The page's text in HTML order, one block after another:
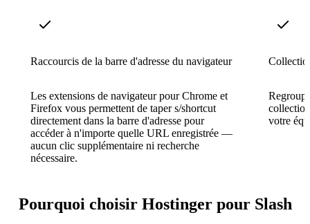
Raccourcis de la barre d'adresse du navigateur
Les extensions de navigateur pour Chrome et
Firefox vous permettent de taper s/shortcut
directement dans la barre d'adresse pour
accéder à n'importe quelle URL enregistrée —
aucun clic supplémentaire ni recherche
nécessaire.
votre
Pourquoi choisir Hostinger pour Slash